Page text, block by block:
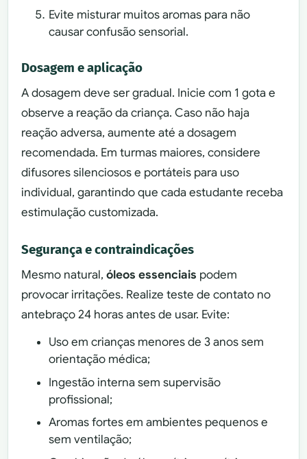
Evite misturar muitos aromas para não
causar confusão sensorial.
Dosagem e aplicação
A dosagem deve ser gradual. Inicie com 1 gota e
observe a reação da criança. Caso não haja
reação adversa, aumente até a dosagem
recomendada. Em turmas maiores, considere
difusores silenciosos e portáteis para uso
individual, garantindo que cada estudante receba
estimulação customizada.
Segurança e contraindicações
Mesmo natural,óleos essenciais podem
provocar irritações. Realize teste de contato no
antebraço 24 horas antes de usar. Evite:
Uso em crianças menores de 3 anos sem
orientação médica;
Ingestão interna sem supervisão
profissional;
Aromas fortes em ambientes pequenos e
sem ventilação;